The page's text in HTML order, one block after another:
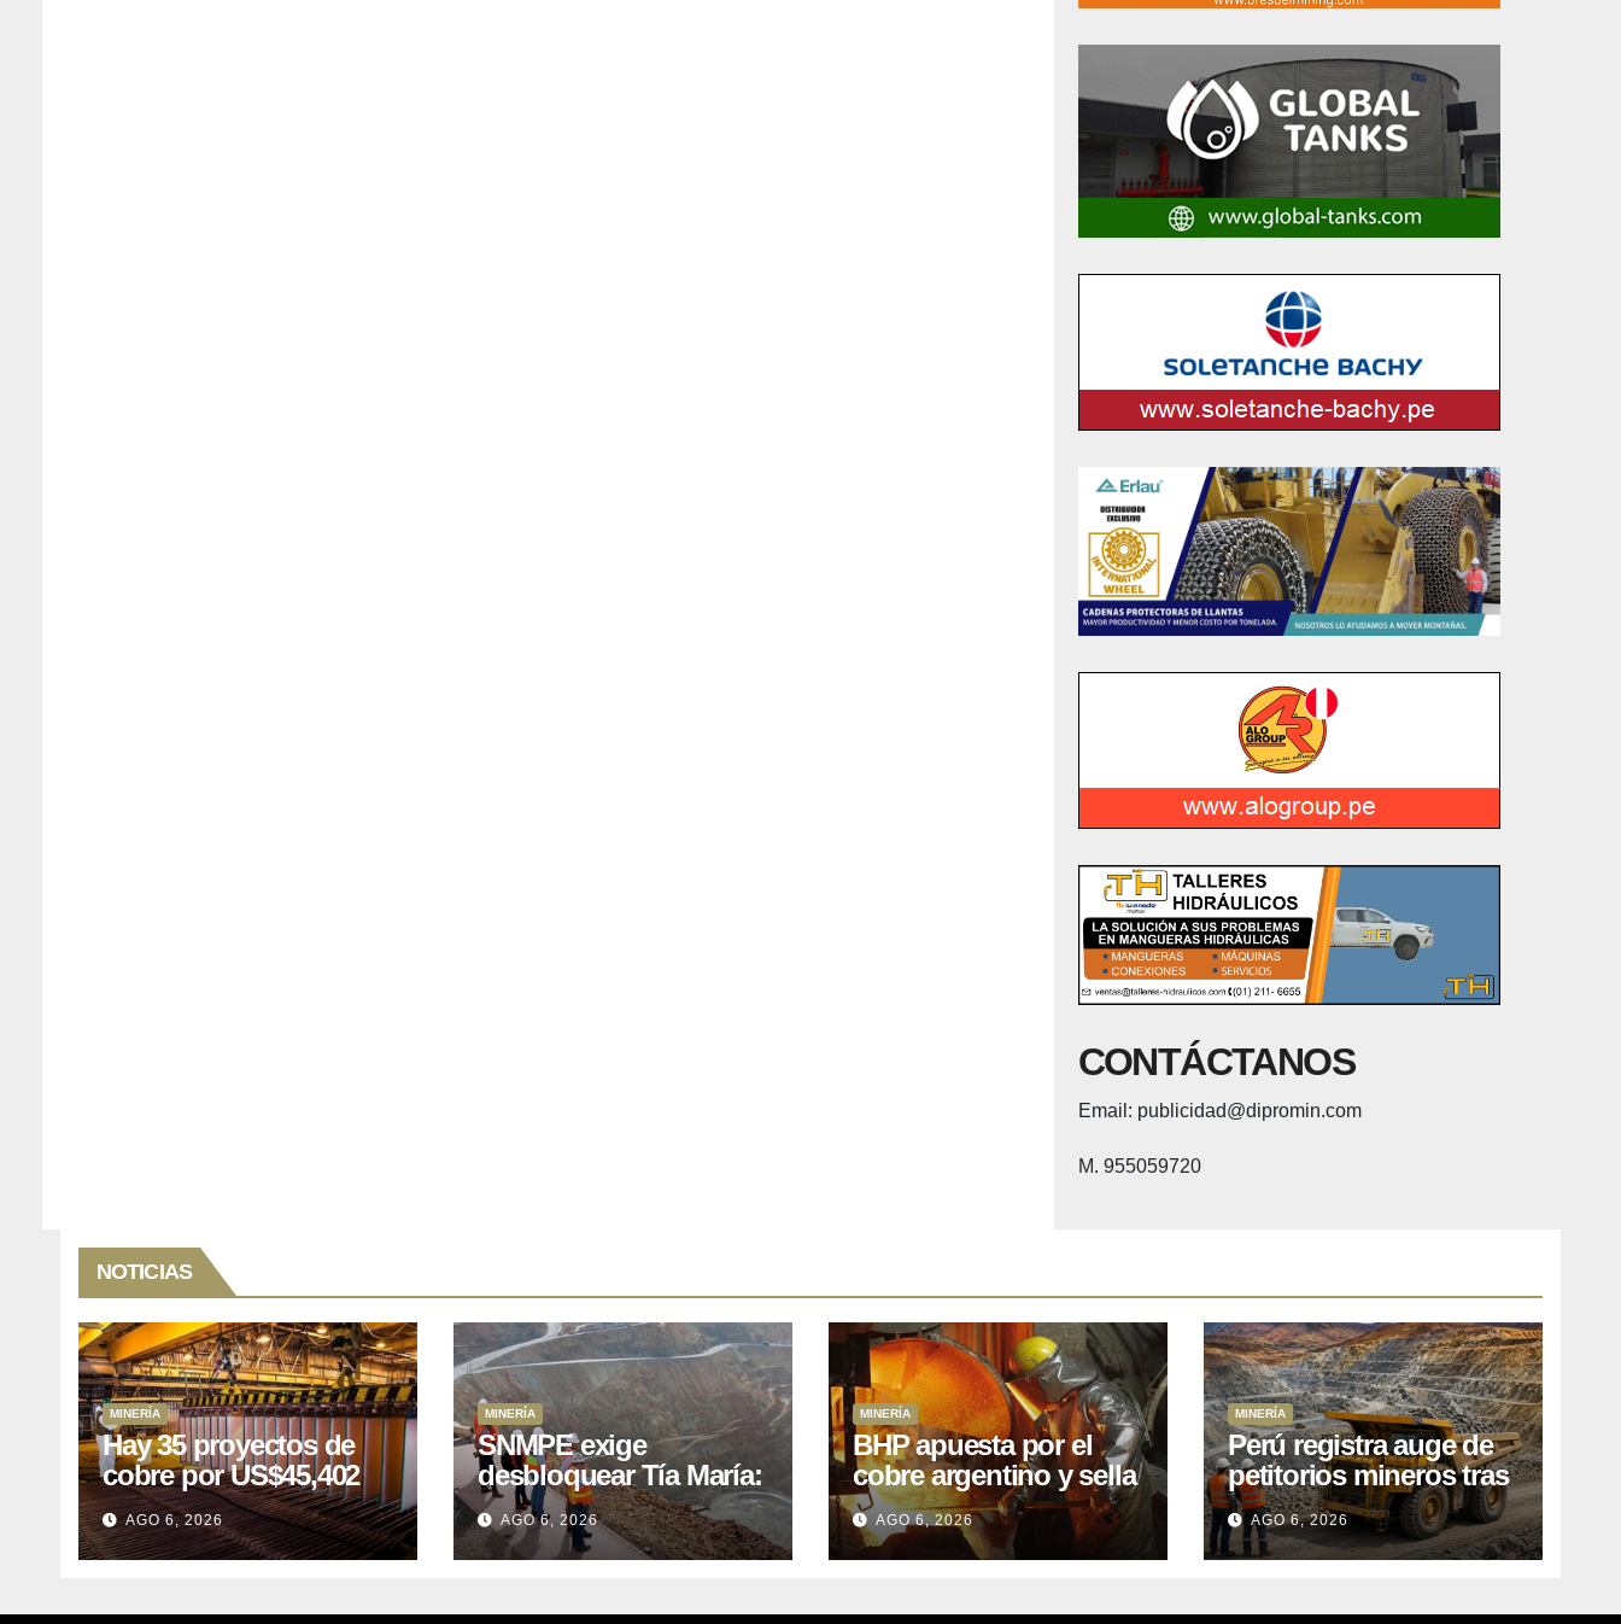
CONTÁCTANOS
Email: publicidad@dipromin.com
M. 955059720
NOTICIAS
MINERÍA
Hay 35 proyectos de
cobre por US$45,402
millones que Perú
puede aprovechar
AGO 6, 2026
MINERÍA
SNMPE exige
desbloquear Tía María:
el proyecto de
US$1.400M que Perú
lleva 15 años
AGO 6, 2026
MINERÍA
BHP apuesta por el
cobre argentino y sella
acuerdo con Kobrea
para siete proyecto
AGO 6, 2026
MINERÍA
Perú registra auge de
petitorios mineros tras
liberación de más de
mil concesiones para
explorar cobre y oro
AGO 6, 2026